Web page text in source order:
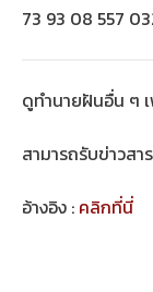
73 93 08 557
ดูทำนายฝันอื่น ๆ
สามารถรับข่าวสา
อ้างอิง : คลิกที่นี่